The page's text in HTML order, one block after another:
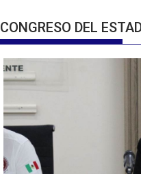
CONGRESO DEL